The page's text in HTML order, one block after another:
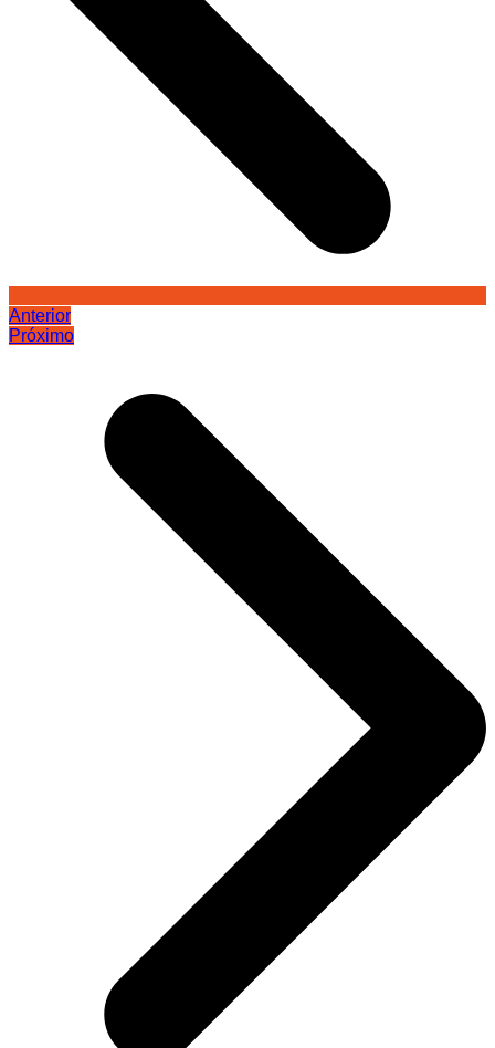
Anterior
Próximo